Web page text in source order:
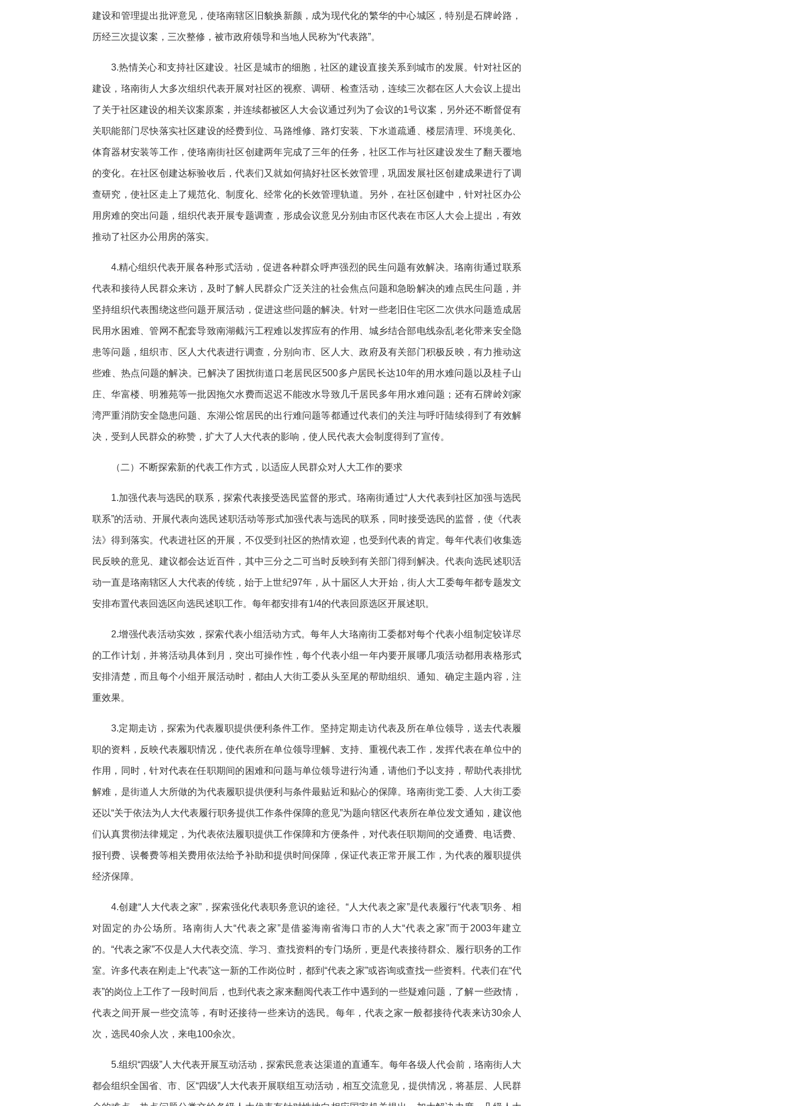
建设和管理提出批评意见，使珞南辖区旧貌换新颜，成为现代化的繁华的中心城区，特别是石牌岭路，
历经三次提议案，三次整修，被市政府领导和当地人民称为“代表路”。
3.热情关心和支持社区建设。社区是城市的细胞，社区的建设直接关系到城市的发展。针对社区的
建设，珞南街人大多次组织代表开展对社区的视察、调研、检查活动，连续三次都在区人大会议上提出
了关于社区建设的相关议案原案，并连续都被区人大会议通过列为了会议的1号议案，另外还不断督促有
关职能部门尽快落实社区建设的经费到位、马路维修、路灯安装、下水道疏通、楼层清理、环境美化、
体育器材安装等工作，使珞南街社区创建两年完成了三年的任务，社区工作与社区建设发生了翻天覆地
的变化。在社区创建达标验收后，代表们又就如何搞好社区长效管理，巩固发展社区创建成果进行了调
查研究，使社区走上了规范化、制度化、经常化的长效管理轨道。另外，在社区创建中，针对社区办公
用房难的突出问题，组织代表开展专题调查，形成会议意见分别由市区代表在市区人大会上提出，有效
推动了社区办公用房的落实。
4.精心组织代表开展各种形式活动，促进各种群众呼声强烈的民生问题有效解决。珞南街通过联系
代表和接待人民群众来访，及时了解人民群众广泛关注的社会焦点问题和急盼解决的难点民生问题，并
坚持组织代表围绕这些问题开展活动，促进这些问题的解决。针对一些老旧住宅区二次供水问题造成居
民用水困难、管网不配套导致南湖截污工程难以发挥应有的作用、城乡结合部电线杂乱老化带来安全隐
患等问题，组织市、区人大代表进行调查，分别向市、区人大、政府及有关部门积极反映，有力推动这
些难、热点问题的解决。已解决了困扰街道口老居民区500多户居民长达10年的用水难问题以及桂子山
庄、华富楼、明雅苑等一批因拖欠水费而迟迟不能改水导致几千居民多年用水难问题；还有石牌岭刘家
湾严重消防安全隐患问题、东湖公馆居民的出行难问题等都通过代表们的关注与呼吁陆续得到了有效解
决，受到人民群众的称赞，扩大了人大代表的影响，使人民代表大会制度得到了宣传。
（二）不断探索新的代表工作方式，以适应人民群众对人大工作的要求
1.加强代表与选民的联系，探索代表接受选民监督的形式。珞南街通过“人大代表到社区加强与选民
联系”的活动、开展代表向选民述职活动等形式加强代表与选民的联系，同时接受选民的监督，使《代表
法》得到落实。代表进社区的开展，不仅受到社区的热情欢迎，也受到代表的肯定。每年代表们收集选
民反映的意见、建议都会达近百件，其中三分之二可当时反映到有关部门得到解决。代表向选民述职活
动一直是珞南辖区人大代表的传统，始于上世纪97年，从十届区人大开始，街人大工委每年都专题发文
安排布置代表回选区向选民述职工作。每年都安排有1/4的代表回原选区开展述职。
2.增强代表活动实效，探索代表小组活动方式。每年人大珞南街工委都对每个代表小组制定较详尽
的工作计划，并将活动具体到月，突出可操作性，每个代表小组一年内要开展哪几项活动都用表格形式
安排清楚，而且每个小组开展活动时，都由人大街工委从头至尾的帮助组织、通知、确定主题内容，注
重效果。
3.定期走访，探索为代表履职提供便利条件工作。坚持定期走访代表及所在单位领导，送去代表履
职的资料，反映代表履职情况，使代表所在单位领导理解、支持、重视代表工作，发挥代表在单位中的
作用，同时，针对代表在任职期间的困难和问题与单位领导进行沟通，请他们予以支持，帮助代表排忧
解难，是街道人大所做的为代表履职提供便利与条件最贴近和贴心的保障。珞南街党工委、人大街工委
还以“关于依法为人大代表履行职务提供工作条件保障的意见”为题向辖区代表所在单位发文通知，建议他
们认真贯彻法律规定，为代表依法履职提供工作保障和方便条件，对代表任职期间的交通费、电话费、
报刊费、误餐费等相关费用依法给予补助和提供时间保障，保证代表正常开展工作，为代表的履职提供
经济保障。
4.创建“人大代表之家”，探索强化代表职务意识的途径。“人大代表之家”是代表履行“代表”职务、相
对固定的办公场所。珞南街人大“代表之家”是借鉴海南省海口市的人大“代表之家”而于2003年建立
的。“代表之家”不仅是人大代表交流、学习、查找资料的专门场所，更是代表接待群众、履行职务的工作
室。许多代表在刚走上“代表”这一新的工作岗位时，都到“代表之家”或咨询或查找一些资料。代表们在“代
表”的岗位上工作了一段时间后，也到代表之家来翻阅代表工作中遇到的一些疑难问题，了解一些政情，
代表之间开展一些交流等，有时还接待一些来访的选民。每年，代表之家一般都接待代表来访30余人
次，选民40余人次，来电100余次。
5.组织“四级”人大代表开展互动活动，探索民意表达渠道的直通车。每年各级人代会前，珞南街人大
都会组织全国省、市、区“四级”人大代表开展联组互动活动，相互交流意见，提供情况，将基层、人民群